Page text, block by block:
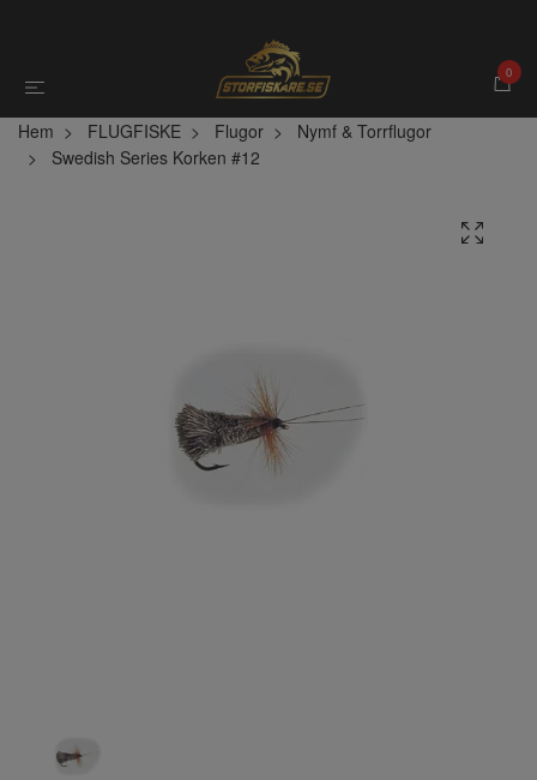
0
Hem FLUGFISKE Flugor
Nymf & Torrflugor
Swedish Series Korken #12